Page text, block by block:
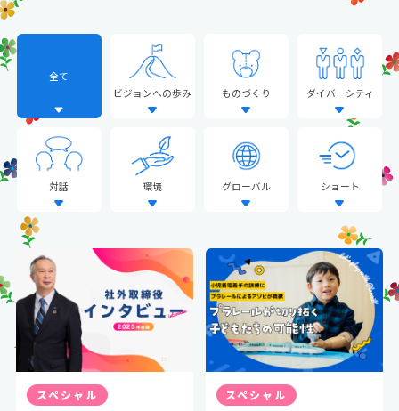
全て
ビジョンへの歩み
ものづくり ダイバーシティ
対話 環境 グローバル ショート
スペシャル スペシャル